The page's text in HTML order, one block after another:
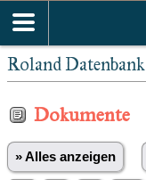
Roland Datenbank
Dokumente
» Alles anzeigen